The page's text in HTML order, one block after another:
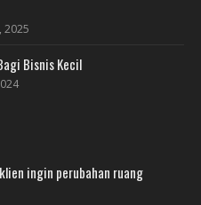
2025
Bisnis Kecil
ingin perubahan ruang